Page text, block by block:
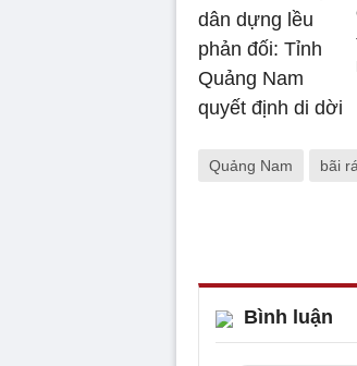
Quảng Nam bãi
Bình luận